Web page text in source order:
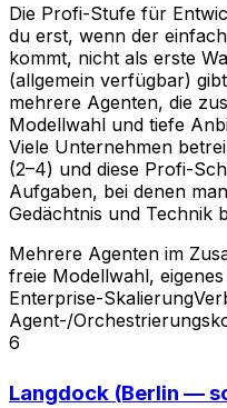
Die Profi-Stufe für
du erst, wenn der
kommt, nicht als erste
(allgemein verfügbar)
mehrere Agenten, die
Modellwahl und tiefe
Viele Unternehmen
(2–4) und diese Profi-
Aufgaben, bei denen
Gedächtnis und Technik
Mehrere Agenten im
freie Modellwahl,
Enterprise-Skalierung
Agent-/
6
Langdock (Berlin —